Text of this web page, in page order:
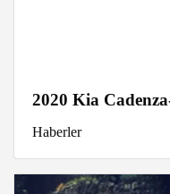
2020 Kia
Haberler